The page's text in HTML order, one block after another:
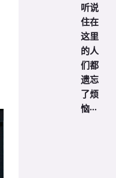
听说
住在
这里
的人
们都
遗忘
了烦
恼···